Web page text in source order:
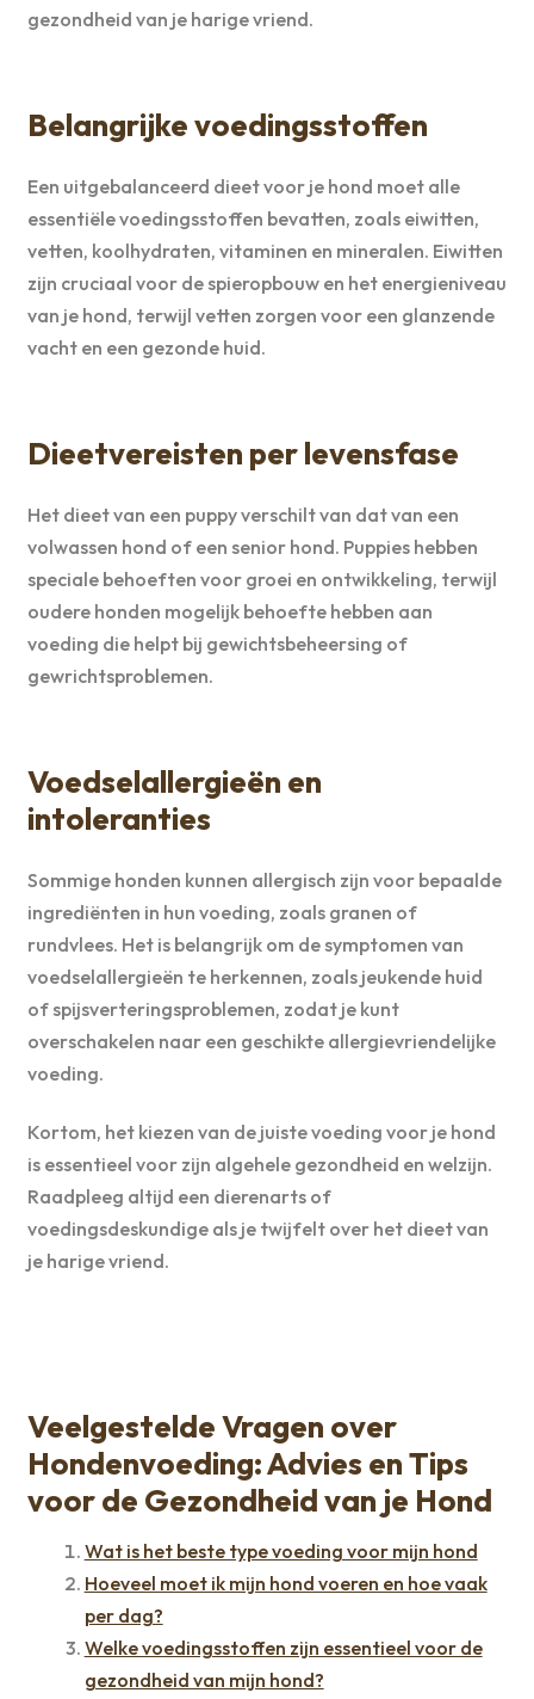
gezondheid van je harige vriend.
Belangrijke voedingsstoffen
Een uitgebalanceerd dieet voor je hond moet alle
essentiële voedingsstoffen bevatten, zoals eiwitten,
vetten, koolhydraten, vitaminen en mineralen. Eiwitten
zijn cruciaal voor de spieropbouw en het energieniveau
van je hond, terwijl vetten zorgen voor een glanzende
vacht en een gezonde huid.
Dieetvereisten per levensfase
Het dieet van een puppy verschilt van dat van een
volwassen hond of een senior hond. Puppies hebben
speciale behoeften voor groei en ontwikkeling, terwijl
oudere honden mogelijk behoefte hebben aan
voeding die helpt bij gewichtsbeheersing of
gewrichtsproblemen.
Voedselallergieën en
intoleranties
Sommige honden kunnen allergisch zijn voor bepaalde
ingrediënten in hun voeding, zoals granen of
rundvlees. Het is belangrijk om de symptomen van
voedselallergieën te herkennen, zoals jeukende huid
of spijsverteringsproblemen, zodat je kunt
overschakelen naar een geschikte allergievriendelijke
voeding.
Kortom, het kiezen van de juiste voeding voor je hond
is essentieel voor zijn algehele gezondheid en welzijn.
Raadpleeg altijd een dierenarts of
voedingsdeskundige als je twijfelt over het dieet van
je harige vriend.
Veelgestelde Vragen over
Hondenvoeding: Advies en Tips
voor de Gezondheid van je Hond
Wat is het beste type voeding voor mijn hond
Hoeveel moet ik mijn hond voeren en hoe vaak
per dag?
Welke voedingsstoffen zijn essentieel voor de
gezondheid van mijn hond?